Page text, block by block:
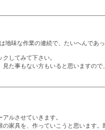
味な作業の連続で、たいへんであっ
してみて下さい。
た事もない方もいると思いますので
ルさせていきます。
家具を、作っていこうと思います